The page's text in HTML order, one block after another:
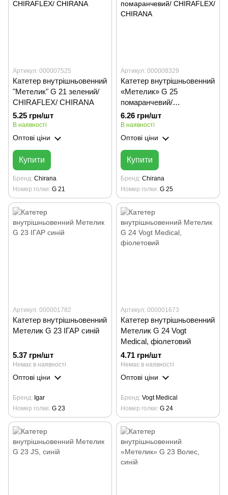
Артикул: 000007525
Катетер внутрішньовенний
"Метелик" G 21 зелений/
CHIRAFLEX/ CHIRANA
5.25 грн/шт
В наявності
Оптові ціни
Купити
Бренд Chirana
Номер голки G 21
Артикул: 000008329
Катетер внутрішньовенний
«Метелик» G 25
помаранчевий/
CHIRAFLEX/ CHIRANA
6.26 грн/шт
В наявності
Оптові ціни
Купити
Бренд Chirana
Номер голки G 25
Артикул: 000001782
Катетер внутрішньовенний
Метелик G 23 ІГАР синій
5.37 грн/шт
Немає в наявності
Оптові ціни
Бренд Igar
Номер голки G 23
Артикул: 000001673
Катетер внутрішньовенний
Метелик G 24 Vogt
Medical, фіолетовий
4.71 грн/шт
Немає в наявності
Оптові ціни
Бренд Vogt Medical
Номер голки G 24